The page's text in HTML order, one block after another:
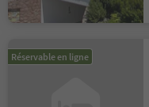
Réservable en ligne